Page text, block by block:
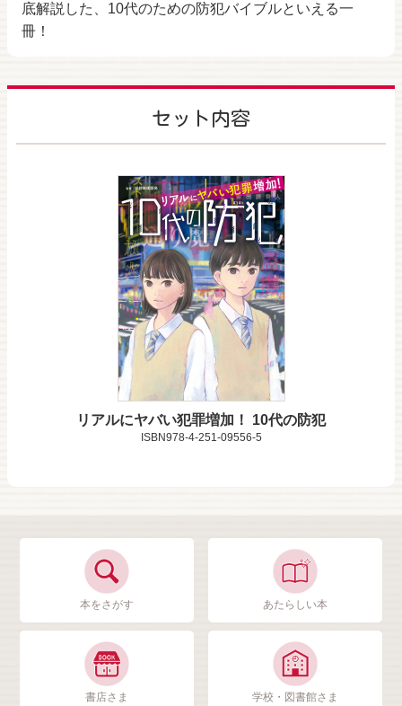
底解説した、10代のための防犯バイブルといえる一
冊！
セット内容
リアルにヤバい犯罪増加！ 10代の防犯
ISBN978-4-251-09556-5
本をさがす あたらしい本
書店さま 学校・図書館さま